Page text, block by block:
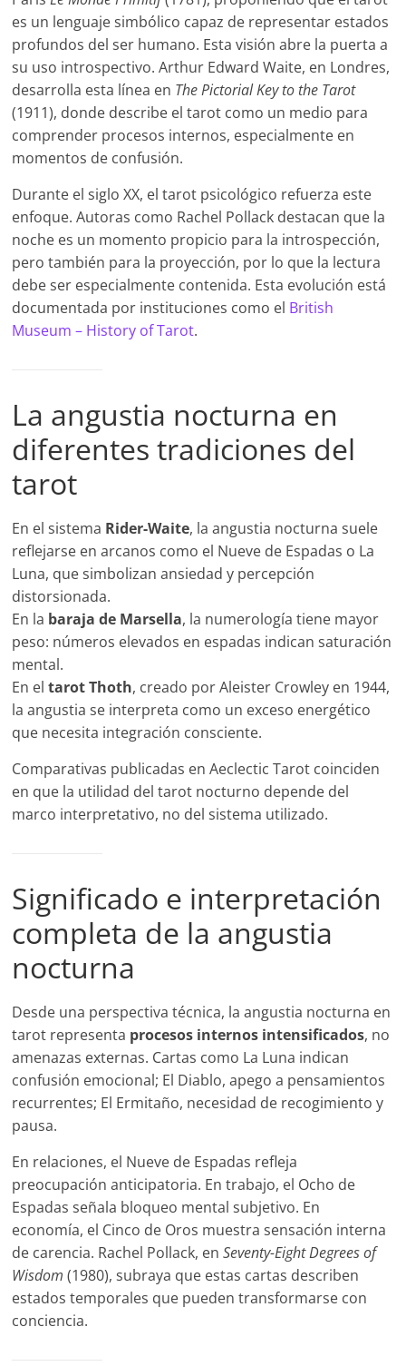
es un lenguaje simbólico capaz de representar estados
profundos del ser humano. Esta visión abre la puerta a
su uso introspectivo. Arthur Edward Waite, en Londres,
desarrolla esta línea en The Pictorial Key to the Tarot
(1911), donde describe el tarot como un medio para
comprender procesos internos, especialmente en
momentos de confusión.
Durante el siglo XX, el tarot psicológico refuerza este
enfoque. Autoras como Rachel Pollack destacan que la
noche es un momento propicio para la introspección,
pero también para la proyección, por lo que la lectura
debe ser especialmente contenida. Esta evolución está
documentada por instituciones como el British
Museum – History of Tarot.
La angustia nocturna en
diferentes tradiciones del
tarot
En el sistema Rider-Waite, la angustia nocturna suele
reflejarse en arcanos como el Nueve de Espadas o La
Luna, que simbolizan ansiedad y percepción
distorsionada.
En la baraja de Marsella, la numerología tiene mayor
peso: números elevados en espadas indican saturación
mental.
En eltarot Thoth, creado por Aleister Crowley en 1944,
la angustia se interpreta como un exceso energético
que necesita integración consciente.
Comparativas publicadas en Aeclectic Tarot coinciden
en que la utilidad del tarot nocturno depende del
marco interpretativo, no del sistema utilizado.
Significado e interpretación
completa de la angustia
nocturna
Desde una perspectiva técnica, la angustia nocturna en
tarot representa procesos internos intensificados, no
amenazas externas. Cartas como La Luna indican
confusión emocional; El Diablo, apego a pensamientos
recurrentes; El Ermitaño, necesidad de recogimiento y
pausa.
En relaciones, el Nueve de Espadas refleja
preocupación anticipatoria. En trabajo, el Ocho de
Espadas señala bloqueo mental subjetivo. En
economía, el Cinco de Oros muestra sensación interna
de carencia. Rachel Pollack, enSeventy-Eight Degrees of
Wisdom (1980), subraya que estas cartas describen
estados temporales que pueden transformarse con
conciencia.